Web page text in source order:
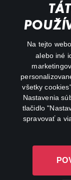
Na tejto
alebo iné
všetky
Nastavenia
tlačidlo
spravovať a
O aplikácii Canal+
Canal+